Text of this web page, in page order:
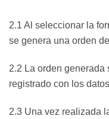
2.1 Al seleccionar la
se genera una orden
2.2 La orden
registrado con los
2.3 Una vez realizada